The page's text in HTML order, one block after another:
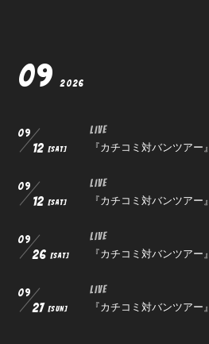
会員登録
09 2026
09
12 [SAT]
LIVE
『カチコミ対バンツアー
09
12 [SAT]
LIVE
『カチコミ対バンツアー
09
26 [SAT]
LIVE
『カチコミ対バンツアー
09
27 [SUN]
LIVE
『カチコミ対バンツアー